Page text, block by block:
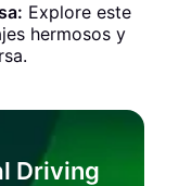
Explore este
hermosos y
Driving